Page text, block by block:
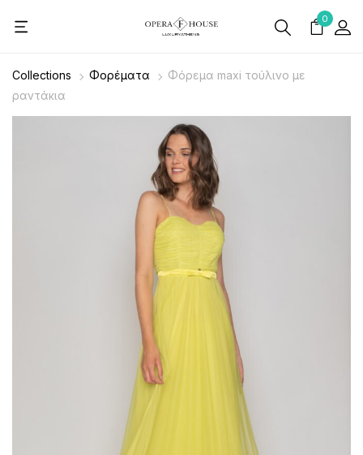
0
Collections Φορέματα
Φόρεμα maxi τούλινο με
ραντάκια